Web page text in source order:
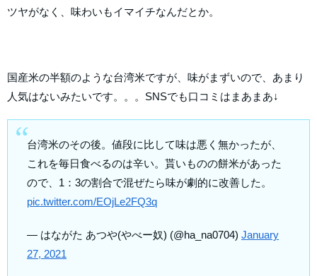
ツヤがなく、味わいもイマイチなんだとか。
国産米の半額のような台湾米ですが、味がまずいので、あまり
人気はないみたいです。。。SNSでも口コミはまあまあ↓
台湾米のその後。値段に比して味は悪く無かったが、
これを毎日食べるのは辛い。貰いものの餅米があった
ので、1：3の割合で混ぜたら味が劇的に改善した。
pic.twitter.com/EOjLe2FQ3q
— はながた あつや(やべー奴) (@ha_na0704) January
27, 2021